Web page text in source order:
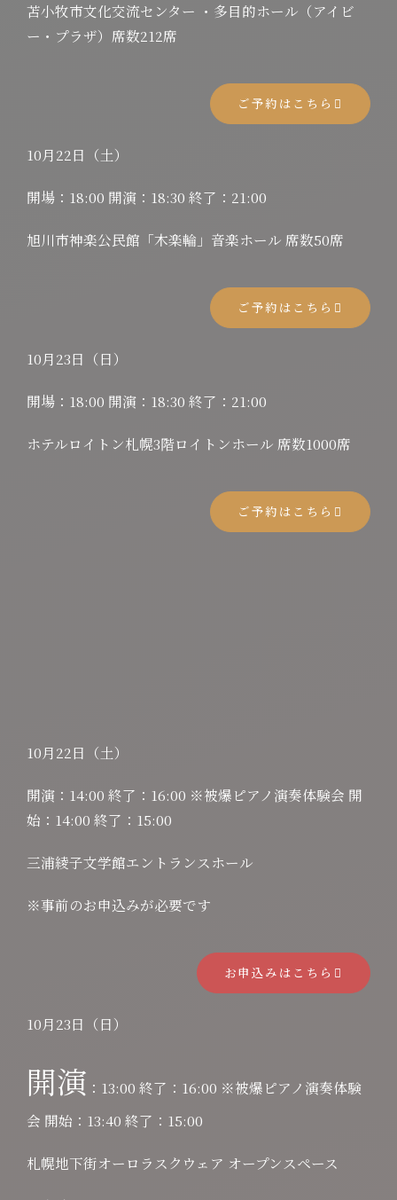
苫小牧市文化交流センター ・多目的ホール（アイビ
ー・プラザ）席数212席
ご予約はこちら
10月22日（土）
開場：18:00 開演：18:30 終了：21:00
旭川市神楽公民館「木楽輪」音楽ホール 席数50席
ご予約はこちら
10月23日（日）
開場：18:00 開演：18:30 終了：21:00
ホテルロイトン札幌3階ロイトンホール 席数1000席
ご予約はこちら
10月22日（土）
開演：14:00 終了：16:00 ※被爆ピアノ演奏体験会 開
始：14:00 終了：15:00
三浦綾子文学館エントランスホール
※事前のお申込みが必要です
お申込みはこちら
10月23日（日）
開演 ：13:00 終了：16:00 ※被爆ピアノ演奏体験
会 開始：13:40 終了：15:00
札幌地下街オーロラスクウェア オープンスペース